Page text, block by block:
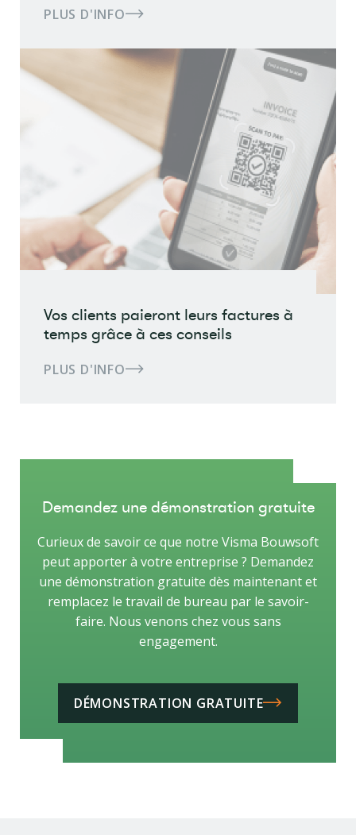
PLUS D'INFO
Vos clients paieront leurs factures à
temps grâce à ces conseils
PLUS D'INFO
Demandez une démonstration gratuite
Curieux de savoir ce que notre Visma Bouwsoft
peut apporter à votre entreprise ? Demandez
une démonstration gratuite dès maintenant et
remplacez le travail de bureau par le savoir-
faire. Nous venons chez vous sans
engagement.
DÉMONSTRATION GRATUITE